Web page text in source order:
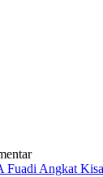
Angkat